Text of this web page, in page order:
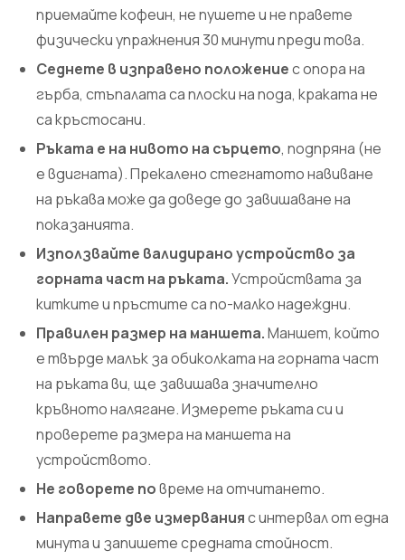
приемайте кофеин, не пушете и не правете
физически упражнения 30 минути преди това.
Седнете в изправено положениес опора на
гърба, стъпалата са плоски на пода, краката не
са кръстосани.
Ръката е на нивото на сърцето, подпряна (не
е вдигната). Прекалено стегнатото навиване
на ръкава може да доведе до завишаване на
показанията.
Използвайте валидирано устройство за
горната част на ръката.Устройствата за
китките и пръстите са по-малко надеждни.
Правилен размер на маншета.Маншет, който
е твърде малък за обиколката на горната част
на ръката ви, ще завишава значително
кръвното налягане. Измерете ръката си и
проверете размера на маншета на
устройството.
Не говорете повреме на отчитането.
Направете две измерванияс интервал от една
минута и запишете средната стойност.